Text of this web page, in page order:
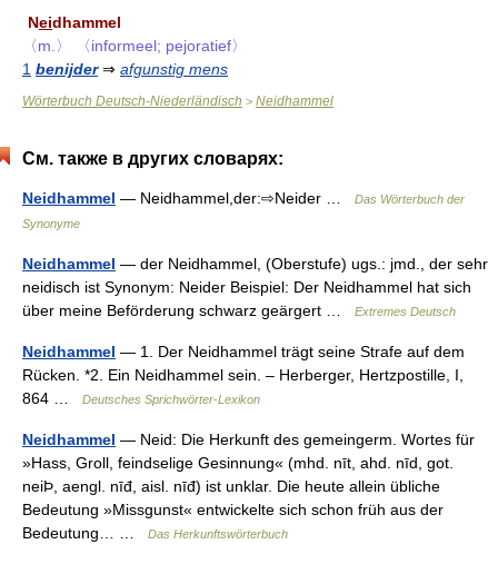
Neidhammel
〈m.〉
〈informeel; pejoratief〉
1 benijder⇒ afgunstig mens
Wörterbuch Deutsch-Niederländisch > Neidhammel
См. также в других словарях:
Neidhammel — Neidhammel,der:⇨Neider …
Das Wörterbuch der
Synonyme
Neidhammel — der Neidhammel, (Oberstufe) ugs.: jmd., der sehr
neidisch ist Synonym: Neider Beispiel: Der Neidhammel hat sich
über meine Beförderung schwarz geärgert …
Extremes Deutsch
Neidhammel — 1. Der Neidhammel trägt seine Strafe auf dem
Rücken. *2. Ein Neidhammel sein. – Herberger, Hertzpostille, I,
864 …
Deutsches Sprichwörter-Lexikon
Neidhammel — Neid: Die Herkunft des gemeingerm. Wortes für
»Hass, Groll, feindselige Gesinnung« (mhd. nīt, ahd. nīd, got.
neiÞ, aengl. nīđ, aisl. nīđ) ist unklar. Die heute allein übliche
Bedeutung »Missgunst« entwickelte sich schon früh aus der
Bedeutung… …
Das Herkunftswörterbuch